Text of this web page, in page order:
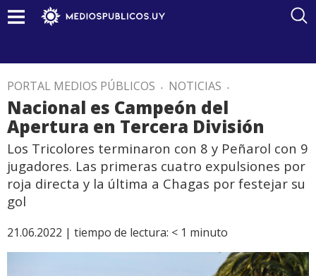
PORTAL MEDIOS PÚBLICOS . NOTICIAS .
Nacional es Campeón del
Apertura en Tercera División
Los Tricolores terminaron con 8 y Peñarol con 9
jugadores. Las primeras cuatro expulsiones por
roja directa y la última a Chagas por festejar su
gol
21.06.2022 | tiempo de lectura: < 1 minuto